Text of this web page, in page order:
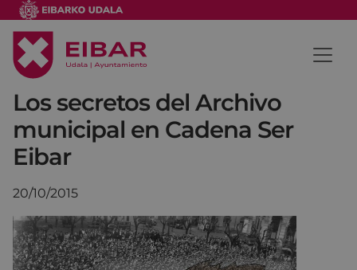
Los secretos del Archivo
municipal en Cadena Ser
Eibar
20/10/2015